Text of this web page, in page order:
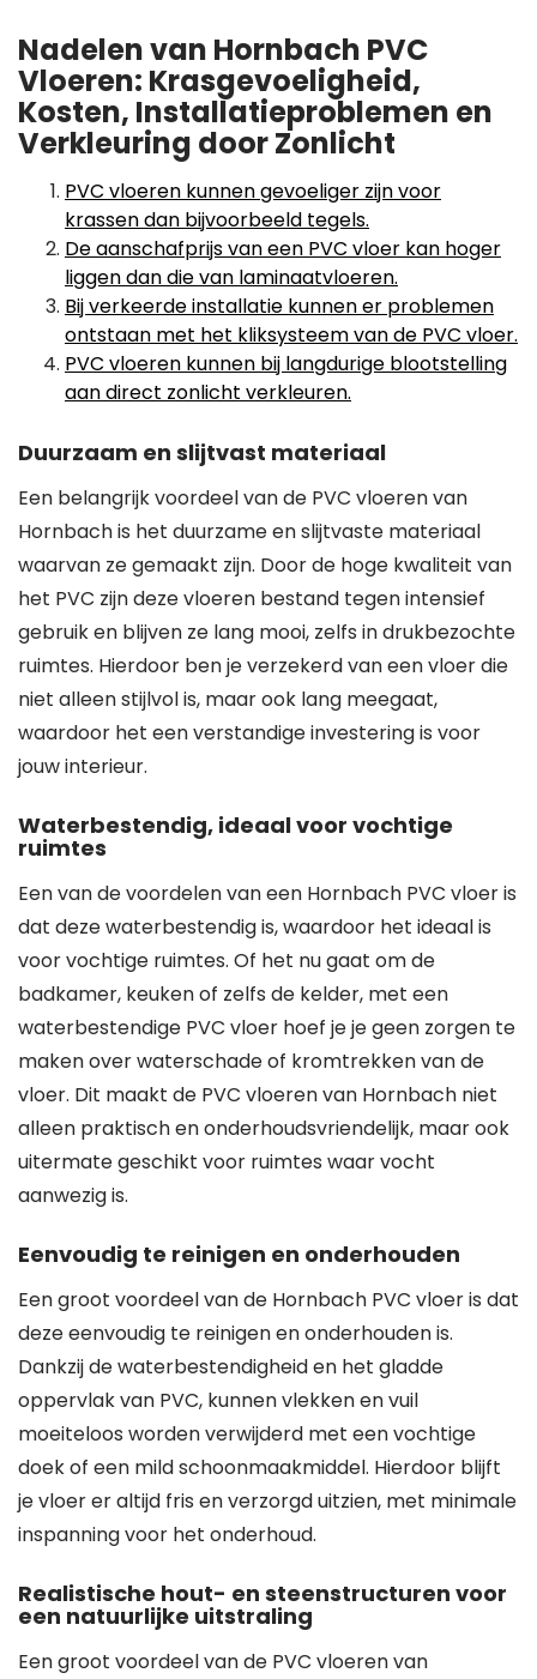
Nadelen van Hornbach PVC
Vloeren: Krasgevoeligheid,
Kosten, Installatieproblemen en
Verkleuring door Zonlicht
PVC vloeren kunnen gevoeliger zijn voor
krassen dan bijvoorbeeld tegels.
De aanschafprijs van een PVC vloer kan hoger
liggen dan die van laminaatvloeren.
Bij verkeerde installatie kunnen er problemen
ontstaan met het kliksysteem van de PVC vloer.
PVC vloeren kunnen bij langdurige blootstelling
aan direct zonlicht verkleuren.
Duurzaam en slijtvast materiaal
Een belangrijk voordeel van de PVC vloeren van
Hornbach is het duurzame en slijtvaste materiaal
waarvan ze gemaakt zijn. Door de hoge kwaliteit van
het PVC zijn deze vloeren bestand tegen intensief
gebruik en blijven ze lang mooi, zelfs in drukbezochte
ruimtes. Hierdoor ben je verzekerd van een vloer die
niet alleen stijlvol is, maar ook lang meegaat,
waardoor het een verstandige investering is voor
jouw interieur.
Waterbestendig, ideaal voor vochtige
ruimtes
Een van de voordelen van een Hornbach PVC vloer is
dat deze waterbestendig is, waardoor het ideaal is
voor vochtige ruimtes. Of het nu gaat om de
badkamer, keuken of zelfs de kelder, met een
waterbestendige PVC vloer hoef je je geen zorgen te
maken over waterschade of kromtrekken van de
vloer. Dit maakt de PVC vloeren van Hornbach niet
alleen praktisch en onderhoudsvriendelijk, maar ook
uitermate geschikt voor ruimtes waar vocht
aanwezig is.
Eenvoudig te reinigen en onderhouden
Een groot voordeel van de Hornbach PVC vloer is dat
deze eenvoudig te reinigen en onderhouden is.
Dankzij de waterbestendigheid en het gladde
oppervlak van PVC, kunnen vlekken en vuil
moeiteloos worden verwijderd met een vochtige
doek of een mild schoonmaakmiddel. Hierdoor blijft
je vloer er altijd fris en verzorgd uitzien, met minimale
inspanning voor het onderhoud.
Realistische hout- en steenstructuren voor
een natuurlijke uitstraling
Een groot voordeel van de PVC vloeren van